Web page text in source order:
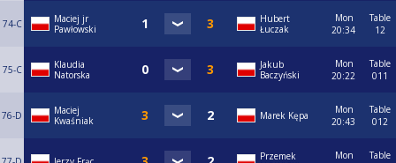
74-C
Maciej jr
Pawłowski
Hubert
Łuczak
Mon
20:34
Table
12
75-C
Klaudia
Natorska
Jakub
Baczyński
Mon
20:22
Table
011
76-D
Maciej
Kwaśniak
Marek Kępa
Mon
20:43
Table
012
Przemek
Mon
Table